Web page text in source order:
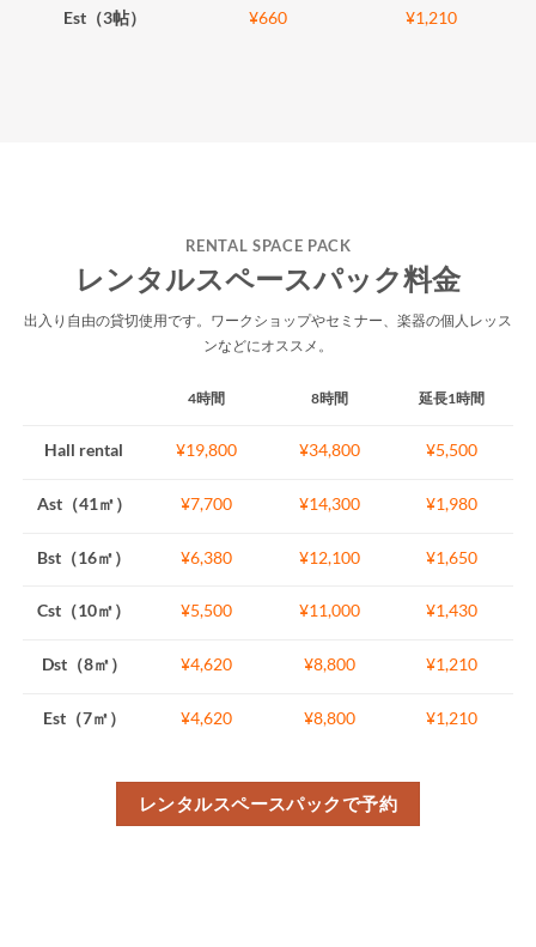
Est（3帖） ¥660 ¥1,210
RENTAL SPACE PACK
レンタルスペースパック料金
出入り自由の貸切使用です。ワークショップやセミナー、楽器の個人レッス
ンなどにオススメ。
Hall rental
Ast（41㎡）
Bst（16㎡）
Cst（10㎡）
Dst（8㎡）
Est（7㎡）
4時間
¥19,800
¥7,700
¥6,380
¥5,500
¥4,620
¥4,620
8時間
¥34,800
¥14,300
¥12,100
¥11,000
¥8,800
¥8,800
延長1時間
¥5,500
¥1,980
¥1,650
¥1,430
¥1,210
¥1,210
レンタルスペースパックで予約